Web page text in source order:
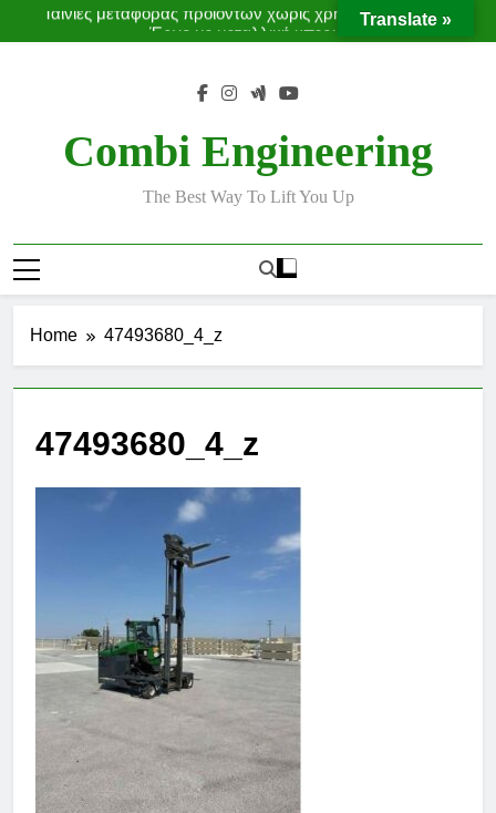
to
Έργο με μεταλλική υπερκατασκευή
Moffett Taxi
Ταινίες μεταφοράς προϊόντων χωρίς χρήση κλαρκ
Έργο με μεταλλική υπερκατασκευή
Combi Engineering
The Best Way To Lift You Up
Home 47493680_4_z
47493680_4_z
Translate »